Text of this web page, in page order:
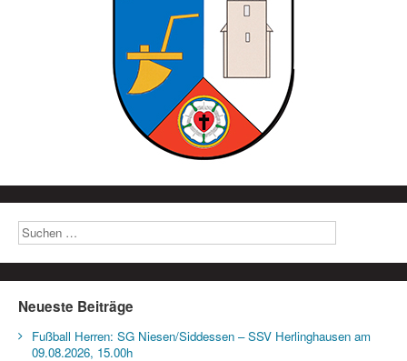
Neueste Beiträge
Fußball Herren: SG Niesen/Siddessen – SSV Herlinghausen am
09.08.2026, 15.00h